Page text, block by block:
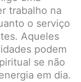
trabalho na
o serviço
Aqueles
podem
se não
em dia.